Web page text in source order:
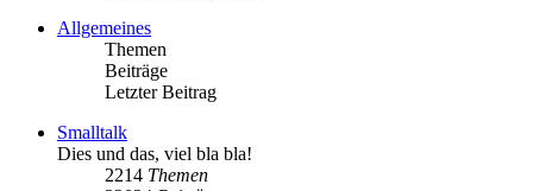
Allgemeines
Themen
Beiträge
Letzter Beitrag
Smalltalk
Dies und das, viel bla bla!
2214 Themen